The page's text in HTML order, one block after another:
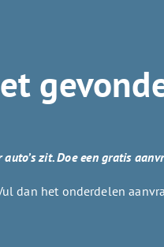
zit. Doe een gratis
dan het onderdelen